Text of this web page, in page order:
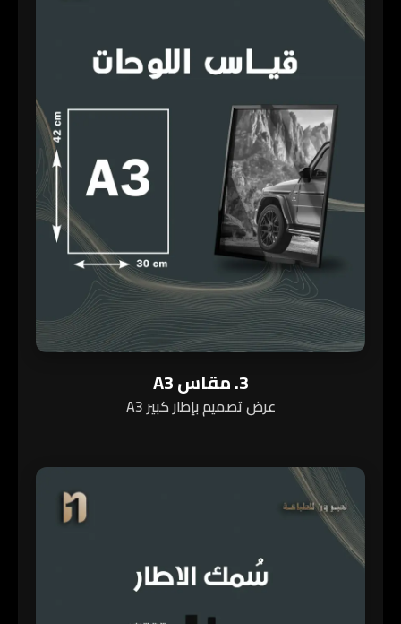
3. مقاس A3
عرض تصميم بإطار كبير A3